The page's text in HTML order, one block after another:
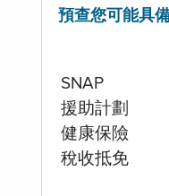
預查您可能具
SNAP
援助計劃
健康保險
稅收抵免